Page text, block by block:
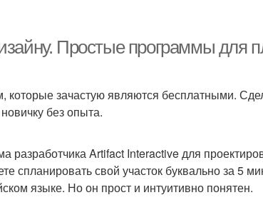
Простые программы для
которые зачастую являются бесплатными.
без опыта.
разработчика Artifact Interactive для
спланировать свой участок буквально за 5
языке. Но он прост и интуитивно понятен.